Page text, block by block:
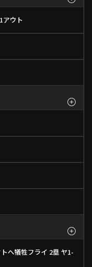
アウト
へ犠牲フライ 2塁 ヤ1-